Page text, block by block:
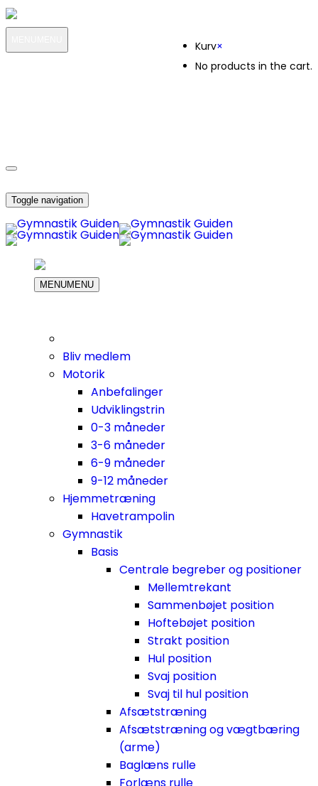
Kurv×
No products in the cart.
Toggle navigation
MENUMENU
Bliv medlem
Motorik
Anbefalinger
Udviklingstrin
0-3 måneder
3-6 måneder
6-9 måneder
9-12 måneder
Hjemmetræning
Havetrampolin
Gymnastik
Basis
Centrale begreber og positioner
Mellemtrekant
Sammenbøjet position
Hoftebøjet position
Strakt position
Hul position
Svaj position
Svaj til hul position
Afsætstræning
Afsætstræning og vægtbæring
(arme)
Baglæns rulle